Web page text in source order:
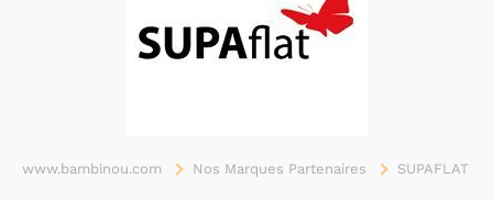
www.bambinou.com Nos Marques Partenaires SUPAFLAT